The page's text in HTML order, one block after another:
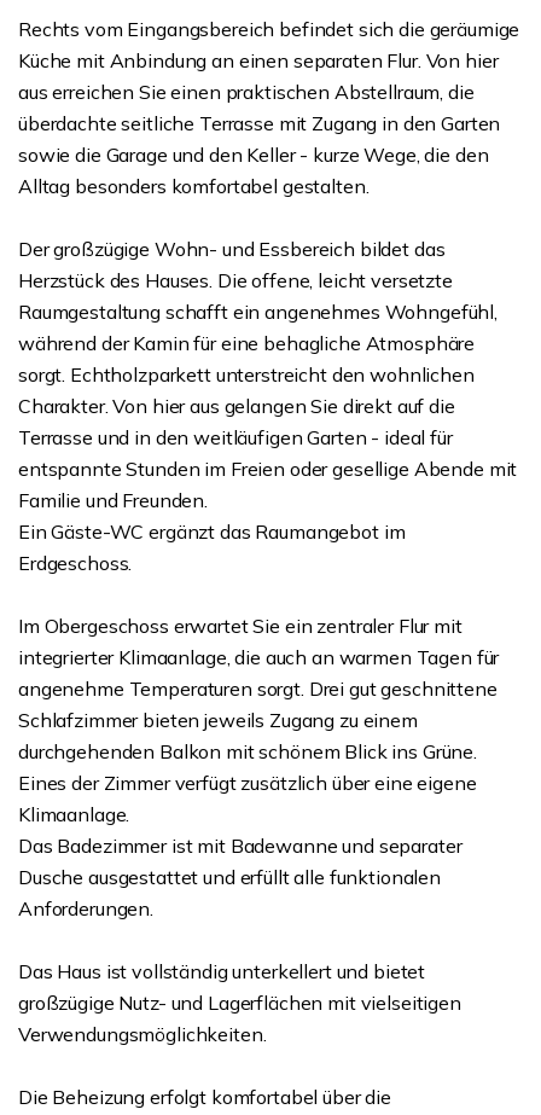
Rechts vom Eingangsbereich befindet sich die geräumige
Küche mit Anbindung an einen separaten Flur. Von hier
aus erreichen Sie einen praktischen Abstellraum, die
überdachte seitliche Terrasse mit Zugang in den Garten
sowie die Garage und den Keller - kurze Wege, die den
Alltag besonders komfortabel gestalten.
Der großzügige Wohn- und Essbereich bildet das
Herzstück des Hauses. Die offene, leicht versetzte
Raumgestaltung schafft ein angenehmes Wohngefühl,
während der Kamin für eine behagliche Atmosphäre
sorgt. Echtholzparkett unterstreicht den wohnlichen
Charakter. Von hier aus gelangen Sie direkt auf die
Terrasse und in den weitläufigen Garten - ideal für
entspannte Stunden im Freien oder gesellige Abende mit
Familie und Freunden.
Ein Gäste-WC ergänzt das Raumangebot im
Erdgeschoss.
Im Obergeschoss erwartet Sie ein zentraler Flur mit
integrierter Klimaanlage, die auch an warmen Tagen für
angenehme Temperaturen sorgt. Drei gut geschnittene
Schlafzimmer bieten jeweils Zugang zu einem
durchgehenden Balkon mit schönem Blick ins Grüne.
Eines der Zimmer verfügt zusätzlich über eine eigene
Klimaanlage.
Das Badezimmer ist mit Badewanne und separater
Dusche ausgestattet und erfüllt alle funktionalen
Anforderungen.
Das Haus ist vollständig unterkellert und bietet
großzügige Nutz- und Lagerflächen mit vielseitigen
Verwendungsmöglichkeiten.
Die Beheizung erfolgt komfortabel über die